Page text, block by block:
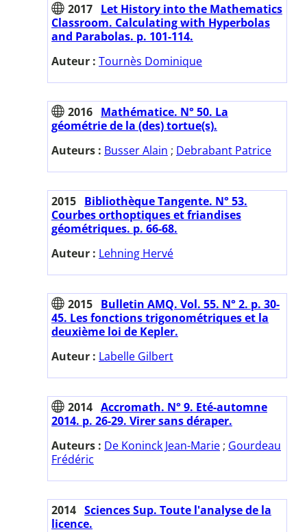
2017 Let History into the Mathematics
Classroom. Calculating with Hyperbolas
and Parabolas. p. 101-114.
Auteur : Tournès Dominique
2016 Mathématice. N° 50. La
géométrie de la (des) tortue(s).
Auteurs : Busser Alain ; Debrabant Patrice
2015 Bibliothèque Tangente. N° 53.
Courbes orthoptiques et friandises
géométriques. p. 66-68.
Auteur : Lehning Hervé
2015 Bulletin AMQ. Vol. 55. N° 2. p. 30-
45. Les fonctions trigonométriques et la
deuxième loi de Kepler.
Auteur : Labelle Gilbert
2014 Accromath. N° 9. Eté-automne
2014. p. 26-29. Virer sans déraper.
Auteurs : De Koninck Jean-Marie ; Gourdeau
Frédéric
2014 Sciences Sup. Toute l'analyse de la
licence.